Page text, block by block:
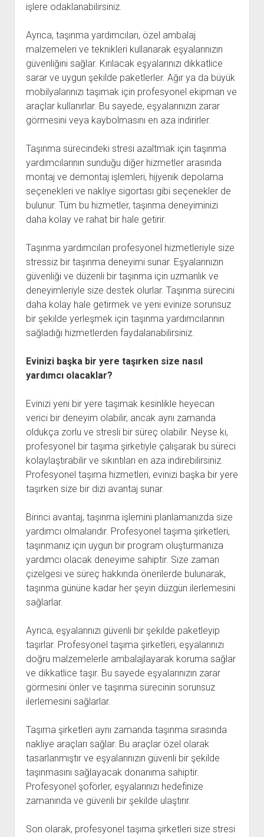
işlere odaklanabilirsiniz.
Ayrıca, taşınma yardımcıları, özel ambalaj
malzemeleri ve teknikleri kullanarak eşyalarınızın
güvenliğini sağlar. Kırılacak eşyalarınızı dikkatlice
sarar ve uygun şekilde paketlerler. Ağır ya da büyük
mobilyalarınızı taşımak için profesyonel ekipman ve
araçlar kullanırlar. Bu sayede, eşyalarınızın zarar
görmesini veya kaybolmasını en aza indirirler.
Taşınma sürecindeki stresi azaltmak için taşınma
yardımcılarının sunduğu diğer hizmetler arasında
montaj ve demontaj işlemleri, hijyenik depolama
seçenekleri ve nakliye sigortası gibi seçenekler de
bulunur. Tüm bu hizmetler, taşınma deneyiminizi
daha kolay ve rahat bir hale getirir.
Taşınma yardımcıları profesyonel hizmetleriyle size
stressiz bir taşınma deneyimi sunar. Eşyalarınızın
güvenliği ve düzenli bir taşınma için uzmanlık ve
deneyimleriyle size destek olurlar. Taşınma sürecini
daha kolay hale getirmek ve yeni evinize sorunsuz
bir şekilde yerleşmek için taşınma yardımcılarının
sağladığı hizmetlerden faydalanabilirsiniz.
Evinizi başka bir yere taşırken size nasıl
yardımcı olacaklar?
Evinizi yeni bir yere taşımak kesinlikle heyecan
verici bir deneyim olabilir, ancak aynı zamanda
oldukça zorlu ve stresli bir süreç olabilir. Neyse ki,
profesyonel bir taşıma şirketiyle çalışarak bu süreci
kolaylaştırabilir ve sıkıntıları en aza indirebilirsiniz.
Profesyonel taşıma hizmetleri, evinizi başka bir yere
taşırken size bir dizi avantaj sunar.
Birinci avantaj, taşınma işlemini planlamanızda size
yardımcı olmalarıdır. Profesyonel taşıma şirketleri,
taşınmanız için uygun bir program oluşturmanıza
yardımcı olacak deneyime sahiptir. Size zaman
çizelgesi ve süreç hakkında önerilerde bulunarak,
taşınma gününe kadar her şeyin düzgün ilerlemesini
sağlarlar.
Ayrıca, eşyalarınızı güvenli bir şekilde paketleyip
taşırlar. Profesyonel taşıma şirketleri, eşyalarınızı
doğru malzemelerle ambalajlayarak koruma sağlar
ve dikkatlice taşır. Bu sayede eşyalarınızın zarar
görmesini önler ve taşınma sürecinin sorunsuz
ilerlemesini sağlarlar.
Taşıma şirketleri aynı zamanda taşınma sırasında
nakliye araçları sağlar. Bu araçlar özel olarak
tasarlanmıştır ve eşyalarınızın güvenli bir şekilde
taşınmasını sağlayacak donanıma sahiptir.
Profesyonel şoförler, eşyalarınızı hedefinize
zamanında ve güvenli bir şekilde ulaştırır.
Son olarak, profesyonel taşıma şirketleri size stresi